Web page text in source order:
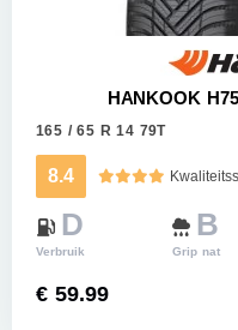
HANKOOK
165 / 65 R 14 79T
8.4
D
Verbruik
B
Grip nat
€ 59.99